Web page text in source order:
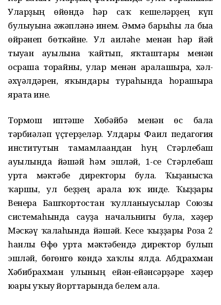
Уларҙың өйөндә һәр саҡ кешеләрҙең күп
булыуына ғәжәпләнә инем. Әммә барыһы ла быға
өйрәнеп бөткәйне. Ул ғаиләһе менән һәр йәй
тыуған ауылына ҡайтып, яҡташтары менән
осраша торғайны, улар менән аралашырға, хәл-
әхүәлдәрен, яҡындары тураһында һорашырға
ярата ине.
Тормош иптәше Хөбәйбә менән өс бала
тәрбиәләп үҫтерҙеләр. Улдары Фаил педагогия
институтын тамамлағандан һуң Стәрлебаш
ауылында йәшәй һәм эшләй, 1-се Стәрлебаш
урта мәктәбе директоры була. Ҡыҙғанысҡа
ҡаршы, ул беҙҙең арала юҡ инде. Ҡыҙҙары
Венера Башҡортостан ҡулланыусылар Союзы
системаһында сауҙа начальнигы була, хәҙер
Мәскәү ҡалаһында йәшәй. Кесе ҡыҙҙары Роза 2
һанлы Өфө урта мәктәбендә директор булып
эшләй, бөгөнгө көндә хаҡлы ялда. Абдрахман
Хәбибрахман улының ейән-ейәнсәрҙәре хәҙер
юғары уҡыу йорттарында белем ала.